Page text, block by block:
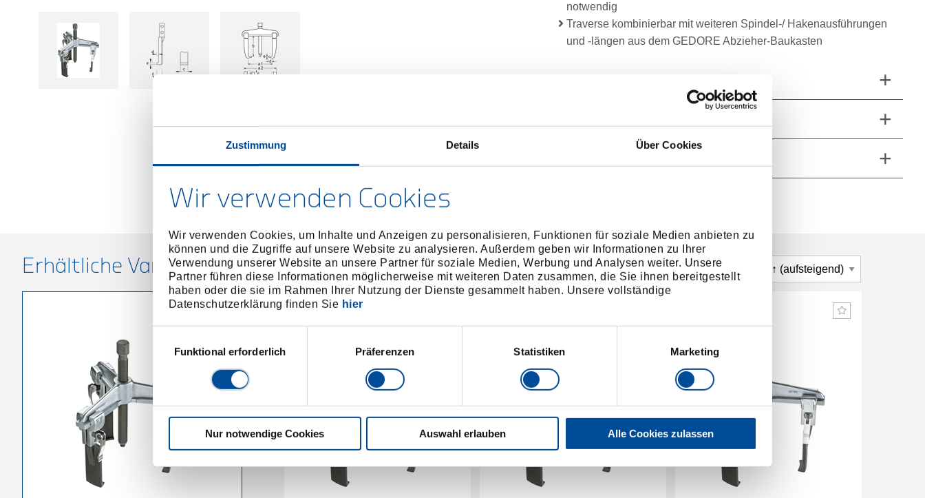
Zustimmung Details Über Cookies
Wir verwenden Cookies
Wir verwenden Cookies, um Inhalte und Anzeigen zu personalisieren, Funktionen für soziale Medien anbieten zu
können und die Zugriffe auf unsere Website zu analysieren. Außerdem geben wir Informationen zu Ihrer
Verwendung unserer Website an unsere Partner für soziale Medien, Werbung und Analysen weiter. Unsere
Partner führen diese Informationen möglicherweise mit weiteren Daten zusammen, die Sie ihnen bereitgestellt
haben oder die sie im Rahmen Ihrer Nutzung der Dienste gesammelt haben. Unsere vollständige
Datenschutzerklärung finden Sie hier
Funktional erforderlich
Präferenzen Statistiken Marketing
Nur notwendige Cookies Auswahl erlauben Alle Cookies zulassen
notwendig
Traverse kombinierbar mit weiteren Spindel-/ Hakenausführungen
und -längen aus dem GEDORE Abzieher-Baukasten
Erhältliche Varianten